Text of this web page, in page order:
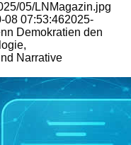
05/LNMagazin.jpg
08 07:53:462025-
Demokratien den
Narrative